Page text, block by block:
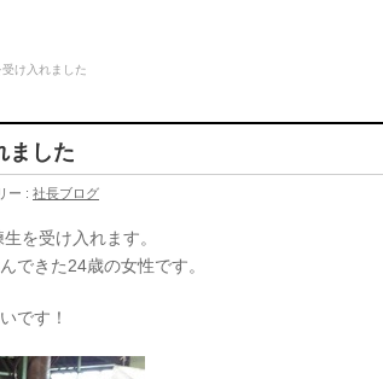
け入れました
ました
ー : 社長ブログ
を受け入れます。
できた24歳の女性です。
です！